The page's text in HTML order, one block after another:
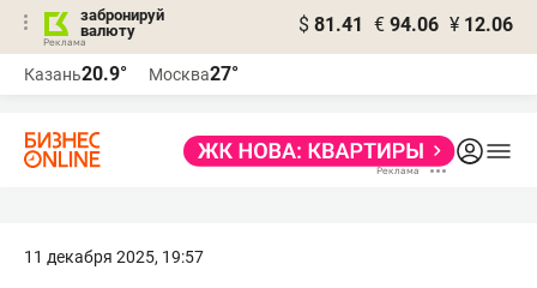
забронируй
валюту
$ 81.41 € 94.06 ¥ 12.06
Казань20.9° Москва27°
11 декабря 2025, 19:57